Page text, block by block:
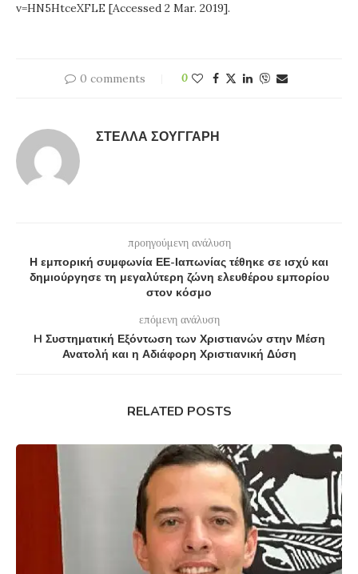
v=HN5HtceXFLE [Accessed 2 Mar. 2019].
0 comments 0
ΣΤΈΛΛΑ ΣΟΎΓΓΑΡΗ
προηγούμενη ανάλυση
Η εμπορική συμφωνία ΕΕ-Ιαπωνίας τέθηκε σε ισχύ και
δημιούργησε τη μεγαλύτερη ζώνη ελευθέρου εμπορίου
στον κόσμο
επόμενη ανάλυση
H Συστηματική Εξόντωση των Χριστιανών στην Μέση
Ανατολή και η Αδιάφορη Χριστιανική Δύση
RELATED POSTS